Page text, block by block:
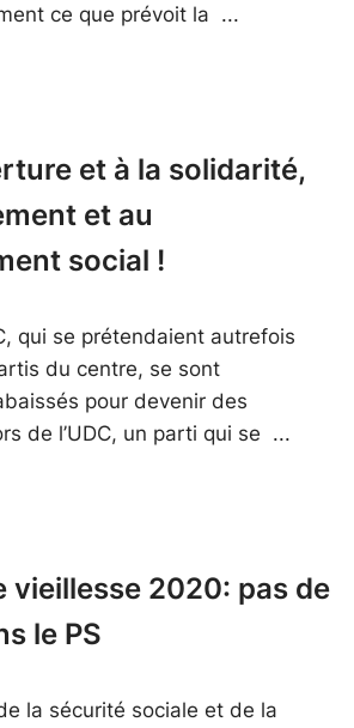
ce que prévoit la
et à la solidarité,
et au
social !
qui se prétendaient autrefois
du centre, se sont
pour devenir des
de l’UDC, un parti qui se
vieillesse 2020: pas de
le PS
la sécurité sociale et de la